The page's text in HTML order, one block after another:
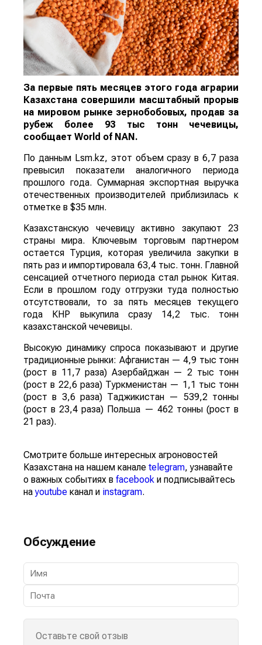
За первые пять месяцев этого года аграрии
Казахстана совершили масштабный прорыв
на мировом рынке зернобобовых, продав за
рубеж более 93 тыс тонн чечевицы,
сообщает World of NAN.
По данным Lsm.kz, этот объем сразу в 6,7 раза
превысил показатели аналогичного периода
прошлого года. Суммарная экспортная выручка
отечественных производителей приблизилась к
отметке в $35 млн.
Казахстанскую чечевицу активно закупают 23
страны мира. Ключевым торговым партнером
остается Турция, которая увеличила закупки в
пять раз и импортировала 63,4 тыс. тонн. Главной
сенсацией отчетного периода стал рынок Китая.
Если в прошлом году отгрузки туда полностью
отсутствовали, то за пять месяцев текущего
года КНР выкупила сразу 14,2 тыс. тонн
казахстанской чечевицы.
Высокую динамику спроса показывают и другие
традиционные рынки: Афганистан — 4,9 тыс тонн
(рост в 11,7 раза) Азербайджан — 2 тыс тонн
(рост в 22,6 раза) Туркменистан — 1,1 тыс тонн
(рост в 3,6 раза) Таджикистан — 539,2 тонны
(рост в 23,4 раза) Польша — 462 тонны (рост в
21 раз).
Смотрите больше интересных агроновостей
Казахстана на нашем канале telegram, узнавайте
о важных событиях в facebook и подписывайтесь
наyoutube канал и instagram.
Обсуждение